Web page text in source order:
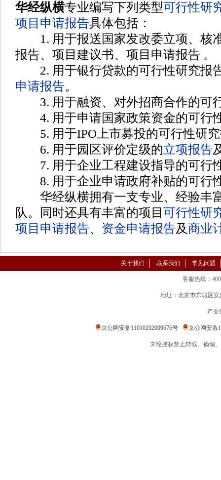
华经纵横专业编写下列类型可行性研
项目申请报告具体包括 ：
1. 用于报送国家发改委立项、核
报告、项目建议书、项目申请报告 。
2. 用于银行贷款的可行性研究报
申请报告。
3. 用于融资、对外招商合作的可
4. 用于申请国家政策资金的可行
5. 用于IPO上市募投的可行性研究
6. 用于园区评价定级的立项报告
7. 用于企业工程建设指导的可行
8. 用于企业申请政府补贴的可行
华经纵横拥有一支专业、经验丰
队。同时还具有丰富的项目 可行性研
项目申请报告、 资金申请报告及商业
关于我们 联系我们 常见问题
客服热线：
地址：北京市东城区
产业
京公网安备11010202009676号 京公网安备
未经授权禁止转载、摘编